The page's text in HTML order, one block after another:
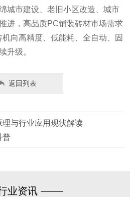
城市建设、老旧小区改造、城市
进，高品质PC铺装砖材市场需求
向高精度、低能耗、全自动、固
升级。
返回列表
理与行业应用现状解读
普
业资讯